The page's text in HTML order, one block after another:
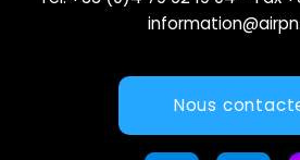
Nous